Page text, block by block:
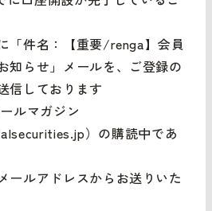
件名：【重要/renga】会員
知らせ」メールを、ご登録の
信しております
ルマガジン
）の購読中であ
ルアドレスからお送りいた